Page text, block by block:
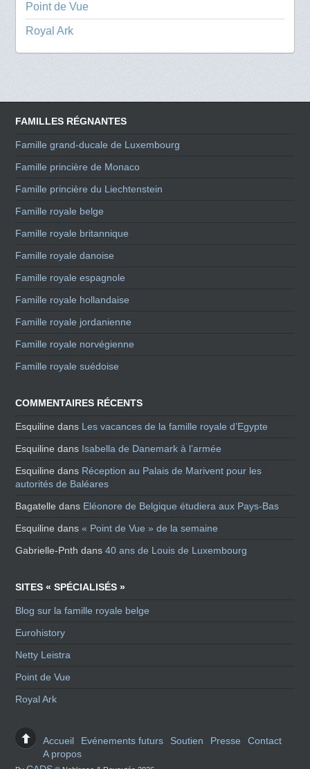
Point de Vue
Royal Ark
FAMILLES RÉGNANTES
Famille grand-ducale de Luxembourg
Famille princière de Monaco
Famille princière du Liechtenstein
Famille royale belge
Famille royale britannique
Famille royale danoise
Famille royale espagnole
Famille royale hollandaise
Famille royale jordanienne
Famille royale norvégienne
Famille royale suédoise
COMMENTAIRES RÉCENTS
Esquiline dans Les vacances de la famille royale d’Egypte
Esquiline dans Isabella de Danemark à l’armée
Esquiline dans Réception au Palais de Marivent pour les
autorités de Baléares
Bagatelle dans Eléonore de Belgique étudiera aux Pays-Bas
Esquiline dans« Point de Vue » de la semaine
Gabrielle-Pnth dans40 ans de Louis de Luxembourg
SITES « SPÉCIALISÉS »
Blog sur la famille royale belge
Eurohistory
Netty Leistra
Point de Vue
Royal Ark
Accueil Evénements futurs Soutien Presse
Contact
A propos